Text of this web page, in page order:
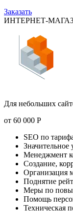
Заказать
ИНТЕРНЕТ-
Для небольших
от 60 000 Р
SEO по
Менеджмент
Создание,
Организация
Поднятие
Меры по
Помощь
Техническая